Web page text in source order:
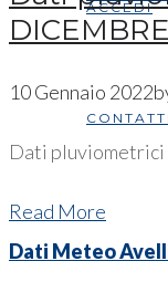
ACCEDI
CONTATTI
10 Gennaio 2022
Dati pluviometrici
Read More
Dati Meteo